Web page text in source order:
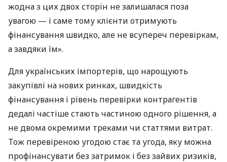
жодна з цих двох сторін не залишалася поза
увагою — і саме тому клієнти отримують
фінансування швидко, але не всупереч перевіркам,
а завдяки їм».
Для українських імпортерів, що нарощують
закупівлі на нових ринках, швидкість
фінансування і рівень перевірки контрагентів
дедалі частіше стають частиною одного рішення, а
не двома окремими треками чи статтями витрат.
Тож перевіреною угодою стає та угода, яку можна
профінансувати без затримок і без зайвих ризиків,